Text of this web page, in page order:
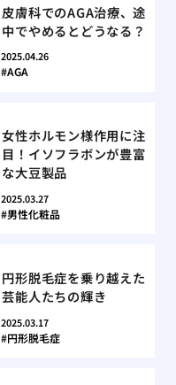
皮膚科でのAGA治療、途
中でやめるとどうなる？
2025.04.26
AGA
女性ホルモン様作用に注
目！イソフラボンが豊富
な大豆製品
2025.03.27
男性化粧品
円形脱毛症を乗り越えた
芸能人たちの輝き
2025.03.17
円形脱毛症